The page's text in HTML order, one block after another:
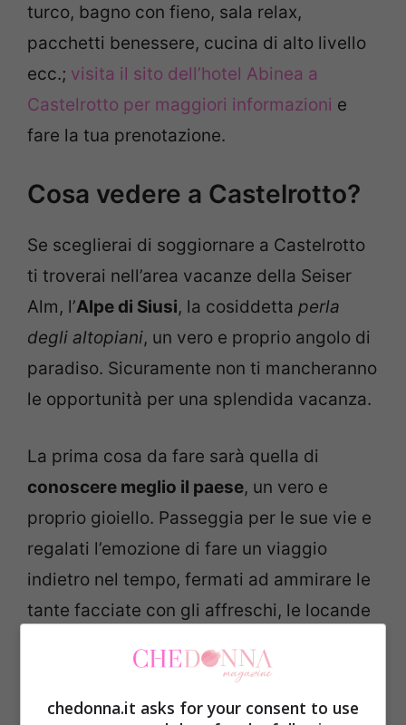
turco, bagno con fieno, sala relax,
pacchetti benessere, cucina di alto livello
ecc.; visita il sito dell’hotel Abinea a
Castelrotto per maggiori informazioni e
fare la tua prenotazione.
Cosa vedere a Castelrotto?
Se sceglierai di soggiornare a Castelrotto
ti troverai nell’area vacanze della Seiser
Alm, l’Alpe di Siusi, la cosiddetta perla
degli altopiani, un vero e proprio angolo di
paradiso. Sicuramente non ti mancheranno
le opportunità per una splendida vacanza.
La prima cosa da fare sarà quella di
conoscere meglio il paese, un vero e
proprio gioiello. Passeggia per le sue vie e
regalati l’emozione di fare un viaggio
indietro nel tempo, fermati ad ammirare le
tante facciate con gli affreschi, le locande
battuto e le antiche abitazioni.
chedonna.it asks for your consent to use